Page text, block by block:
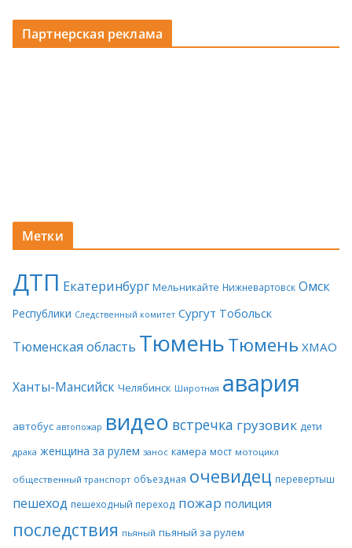
Партнерская реклама
Метки
ДТП Екатеринбург Мельникайте Нижневартовск Омск
Республики Следственный комитет Сургут Тобольск
Тюменская область ТюменьТюмень ХМАО
Ханты-Мансийск Челябинск Широтная авария
автобус автопожар видео встречка грузовик дети
драка женщина за рулем занос камера мост мотоцикл
общественный транспорт объездная очевидец перевертыш
пешеход пешеходный переход пожар полиция
последствия пьяный пьяный за рулем